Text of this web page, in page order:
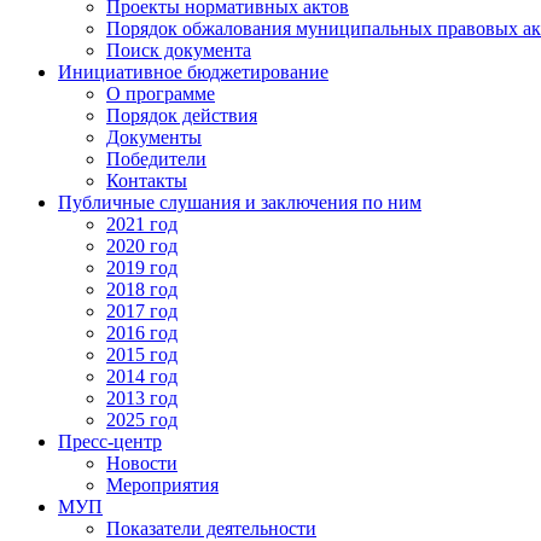
Проекты нормативных актов
Порядок обжалования муниципальных правовых
Поиск документа
Инициативное бюджетирование
О программе
Порядок действия
Документы
Победители
Контакты
Публичные слушания и заключения по ним
2021 год
2020 год
2019 год
2018 год
2017 год
2016 год
2015 год
2014 год
2013 год
2025 год
Пресс-центр
Новости
Мероприятия
МУП
Показатели деятельности